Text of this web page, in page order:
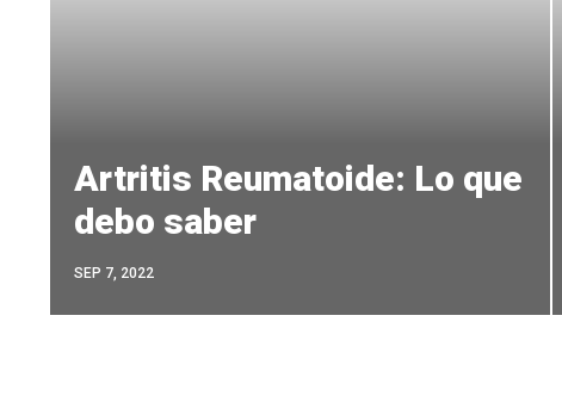
Artritis Reumatoide: Lo que
debo saber
SEP 7, 2022